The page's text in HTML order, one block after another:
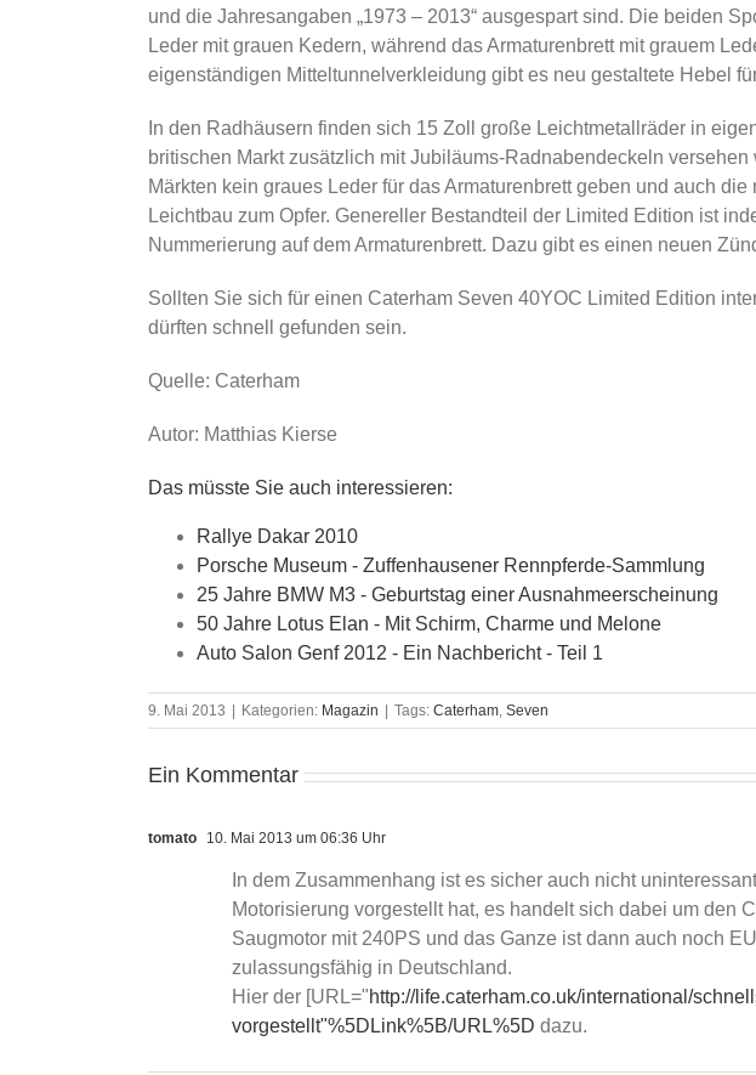
und die Jahresangaben „1973 – 2013“ ausgespart sind. Die beiden
Leder mit grauen Kedern, während das Armaturenbrett mit grauem
eigenständigen Mitteltunnelverkleidung gibt es neu gestaltete Hebel
In den Radhäusern finden sich 15 Zoll große Leichtmetallräder in
britischen Markt zusätzlich mit Jubiläums-Radnabendeckeln
Märkten kein graues Leder für das Armaturenbrett geben und auch
Leichtbau zum Opfer. Genereller Bestandteil der Limited Edition ist
Nummerierung auf dem Armaturenbrett. Dazu gibt es einen neuen
Sollten Sie sich für einen Caterham Seven 40YOC Limited Edition
dürften schnell gefunden sein.
Quelle: Caterham
Autor: Matthias Kierse
Das müsste Sie auch interessieren:
Rallye Dakar 2010
Porsche Museum - Zuffenhausener Rennpferde-Sammlung
25 Jahre BMW M3 - Geburtstag einer Ausnahmeerscheinung
50 Jahre Lotus Elan - Mit Schirm, Charme und Melone
Auto Salon Genf 2012 - Ein Nachbericht - Teil 1
9. Mai 2013 Kategorien: Magazin Tags: Caterham, Seven
Ein Kommentar
tomato 10. Mai 2013 um 06:36 Uhr
In dem Zusammenhang ist es sicher auch nicht
Motorisierung vorgestellt hat, es handelt sich dabei um den
Saugmotor mit 240PS und das Ganze ist dann auch noch
zulassungsfähig in Deutschland.
Hier der [URL="http://life.caterham.co.uk/international/
vorgestellt"%5DLink%5B/URL%5D dazu.